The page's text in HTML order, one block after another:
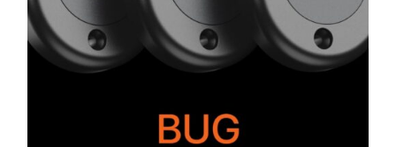
PRODUCTO
TIENE
MÚLTIPLES
VARIANTES.
SE
PUEDEN